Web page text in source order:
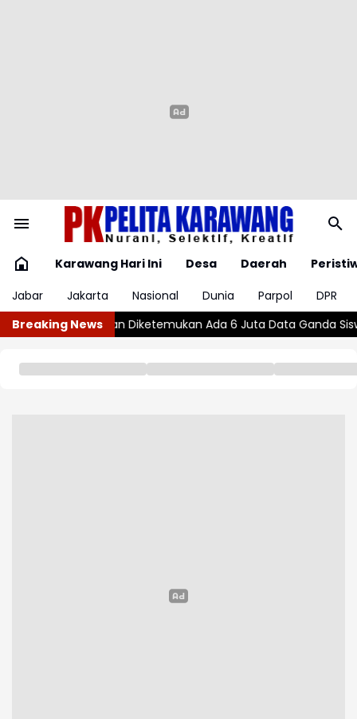
Karawang Hari Ini Desa Daerah
Jabar
Jakarta Nasional Dunia Parpol
DPR
Breaking News
Data Ganda Siswa Penerima MBG Wajar atau Bahaya? ,